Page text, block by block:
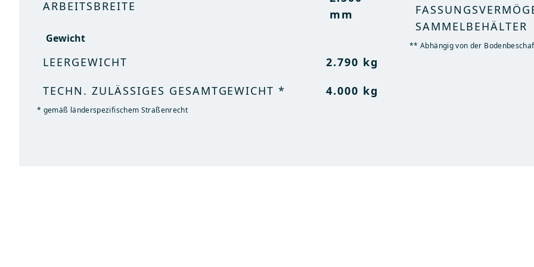
ARBEITSBREITE
mm
Gewicht
LEERGEWICHT
2.790 kg
TECHN. ZULÄSSIGES GESAMTGEWICHT *
4.000 kg
* gemäß länderspezifischem Straßenrecht
SAMMELBEHÄLTER
** Abhängig von der
Gewicht
TECHN. ZULÄSSIGES GESAMTGEWICHT *
8,820 lbs
SAMMELBEHÄLTER
** Abhängig von der